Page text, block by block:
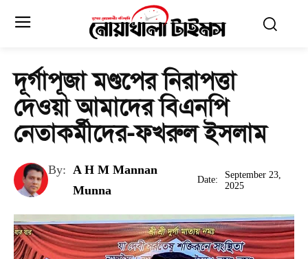
দূর্গাপূজা মণ্ডপের নিরাপত্তা
দেওয়া আমাদের বিএনপি
নেতাকর্মীদের-ফখরুল ইসলাম
By: A H M Mannan
Munna
Date:
September 23,
2025